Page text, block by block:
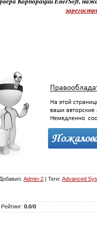
Добавил: Admin-2 | Теги: Advanced
Рейтинг: 0.0/0